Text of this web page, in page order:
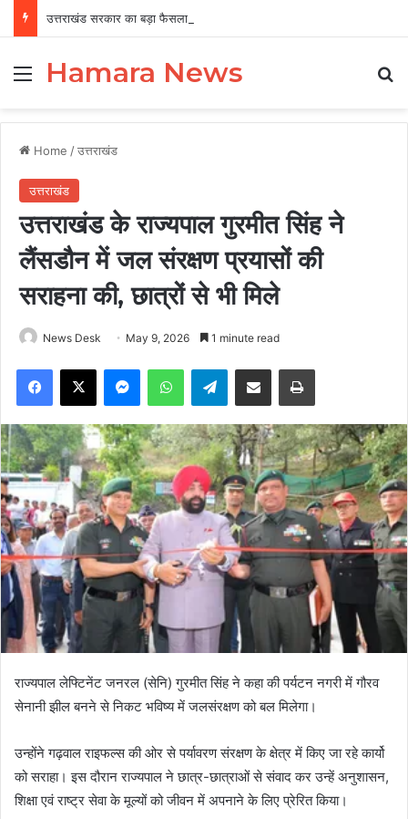
MenuHamara News
Home /उत्तराखंड
उत्तराखंड
उत्तराखंड के राज्यपाल गुरमीत सिंह ने
लैंसडौन में जल संरक्षण प्रयासों की
सराहना की, छात्रों से भी मिले
News Desk May 9, 2026 1 minute read
Facebook
X MessengerWhatsAppTelegramShare via Email Print
राज्यपाल लेफ्टिनेंट जनरल (सेनि) गुरमीत सिंह ने कहा की पर्यटन नगरी में गौरव
सेनानी झील बनने से निकट भविष्य में जलसंरक्षण को बल मिलेगा।
उन्होंने गढ़वाल राइफल्स की ओर से पर्यावरण संरक्षण के क्षेत्र में किए जा रहे कार्यो
को सराहा। इस दौरान राज्यपाल ने छात्र-छात्राओं से संवाद कर उन्हें अनुशासन,
शिक्षा एवं राष्ट्र सेवा के मूल्यों को जीवन में अपनाने के लिए प्रेरित किया।